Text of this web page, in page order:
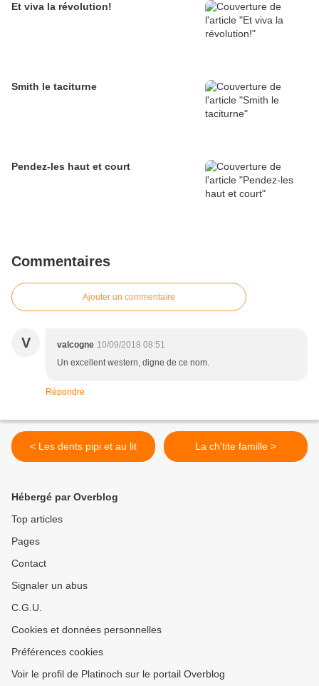
Et viva la révolution!
Smith le taciturne
Pendez-les haut et court
Commentaires
Ajouter un commentaire
V valcogne 10/09/2018 08:51
Un excellent western, digne de ce nom.
Répondre
< Les dents pipi et au lit La ch'tite famille >
Hébergé par Overblog
Top articles
Pages
Contact
Signaler un abus
C.G.U.
Cookies et données personnelles
Préférences cookies
Voir le profil de Platinoch sur le portail Overblog